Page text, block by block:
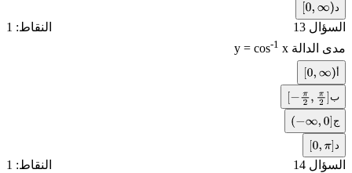
[0 ,∞)
السؤال 13
النقاط: 1
مدى الدالة
y = cos-1x
[0 ,∞)
ب
[−π2, π2]
ج
(−∞,0]
[0 π]
السؤال 14
النقاط: 1